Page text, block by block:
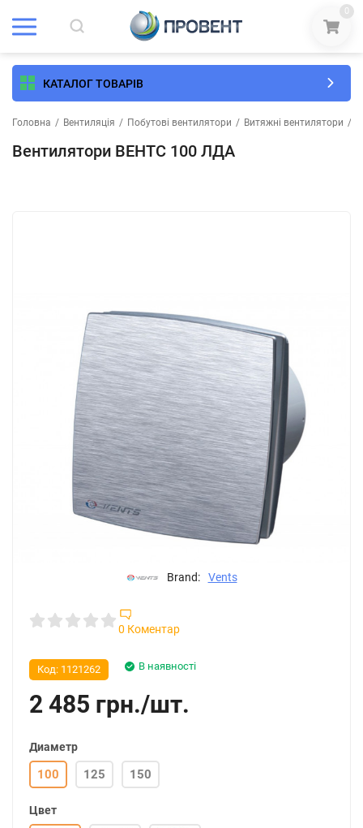
0
КАТАЛОГ ТОВАРІВ
Головна / Вентиляція / Побутові вентилятори / Витяжні вентилятори /
Вентилятори ВЕНТС 100 ЛДА
Brand: Vents
0 Коментар
В наявності
Код: 1121262
2 485 грн./шт.
Диаметр
100 125 150
Цвет